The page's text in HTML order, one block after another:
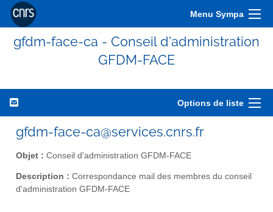
Menu Sympa
gfdm-face-ca - Conseil d'administration
GFDM-FACE
Options de liste
gfdm-face-ca@services.cnrs.fr
Objet : Conseil d'administration GFDM-FACE
Description : Correspondance mail des membres du conseil
d'administration GFDM-FACE